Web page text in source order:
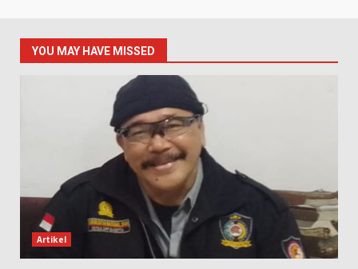
YOU MAY HAVE MISSED
Artikel